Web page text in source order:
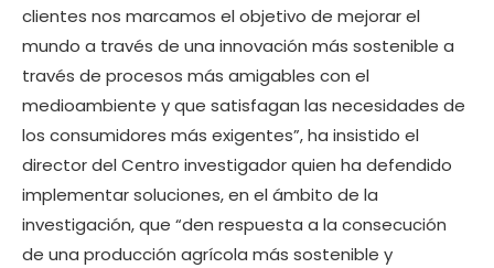
clientes nos marcamos el objetivo de mejorar el
mundo a través de una innovación más sostenible a
través de procesos más amigables con el
medioambiente y que satisfagan las necesidades de
los consumidores más exigentes”, ha insistido el
director del Centro investigador quien ha defendido
implementar soluciones, en el ámbito de la
investigación, que “den respuesta a la consecución
de una producción agrícola más sostenible y